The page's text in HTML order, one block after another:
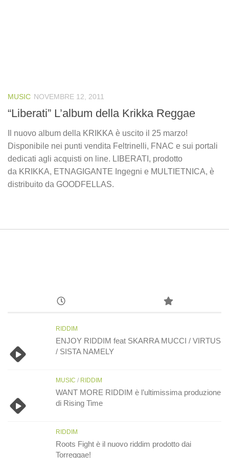
MUSIC NOVEMBRE 12, 2011
“Liberati” L’album della Krikka Reggae
Il nuovo album della KRIKKA è uscito il 25 marzo!
Disponibile nei punti vendita Feltrinelli, FNAC e sui portali
dedicati agli acquisti on line. LIBERATI, prodotto
da KRIKKA, ETNAGIGANTE Ingegni e MULTIETNICA, è
distribuito da GOODFELLAS.
RIDDIM
ENJOY RIDDIM feat SKARRA MUCCI / VIRTUS
/ SISTA NAMELY
MUSIC / RIDDIM
WANT MORE RIDDIM è l’ultimissima produzione
di Rising Time
RIDDIM
Roots Fight è il nuovo riddim prodotto dai
Torreggae!